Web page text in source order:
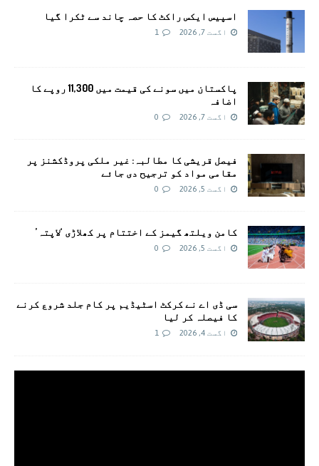
اسپیس ایکس راکٹ کا حصہ چاند سے ٹکرا گیا
اگست 7, 2026 1
پاکستان میں سونے کی قیمت میں 11,300 روپے کا
اضافہ
اگست 7, 2026 0
فیصل قریشی کا مطالبہ: غیر ملکی پروڈکشنز پر
مقامی مواد کو ترجیح دی جائے
اگست 5, 2026 0
کامن ویلتھ گیمز کے اختتام پر کھلاڑی ‘لاپتہ’
اگست 5, 2026 0
سی ڈی اے نے کرکٹ اسٹیڈیم پر کام جلد شروع کرنے
کا فیصلہ کر لیا
اگست 4, 2026 1